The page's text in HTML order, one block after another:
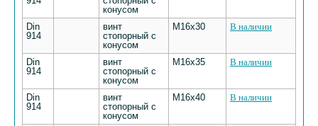
конусом
Din
914
винт
стопорный с
конусом
М16х30 В наличии
Din
914
винт
стопорный с
конусом
М16х35 В наличии
Din
914
винт
стопорный с
конусом
М16х40 В наличии